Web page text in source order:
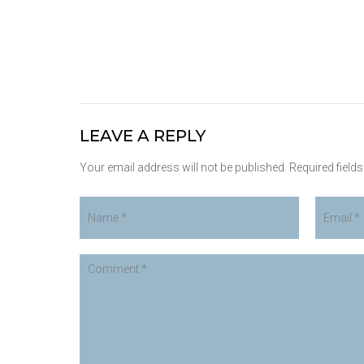
LEAVE A REPLY
Your email address will not be published. Required